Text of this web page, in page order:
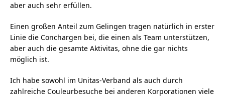
aber auch sehr erfüllen.
Einen großen Anteil zum Gelingen tragen natürlich in erster
Linie die Conchargen bei, die einen als Team unterstützen,
aber auch die gesamte Aktivitas, ohne die gar nichts
möglich ist.
Ich habe sowohl im Unitas-Verband als auch durch
zahlreiche Couleurbesuche bei anderen Korporationen viele